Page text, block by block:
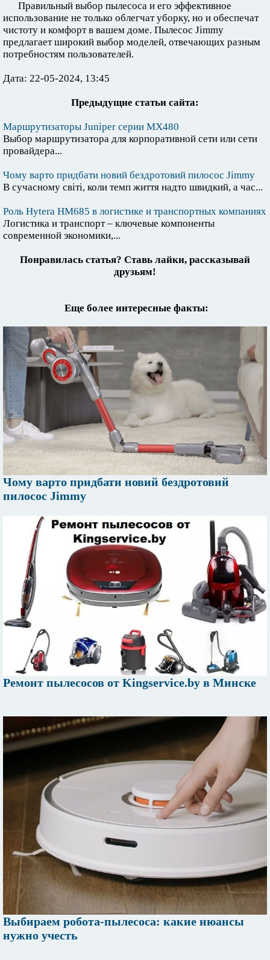
Правильный выбор пылесоса и его эффективное
использование не только облегчат уборку, но и обеспечат
чистоту и комфорт в вашем доме. Пылесос Jimmy
предлагает широкий выбор моделей, отвечающих разным
потребностям пользователей.
Дата: 22-05-2024, 13:45
Предыдущие статьи сайта:
Маршрутизаторы Juniper серии MX480
Выбор маршрутизатора для корпоративной сети или сети
провайдера...
Чому варто придбати новий бездротовий пилосос Jimmy
В сучасному світі, коли темп життя надто швидкий, а час...
Роль Hytera HM685 в логистике и транспортных компаниях
Логистика и транспорт – ключевые компоненты
современной экономики,...
Понравилась статья? Ставь лайки, рассказывай
друзьям!
Еще более интересные факты:
Чому варто придбати новий бездротовий
пилосос Jimmy
Ремонт пылесосов от Kingservice.by в Минске
Выбираем робота-пылесоса: какие нюансы
нужно учесть